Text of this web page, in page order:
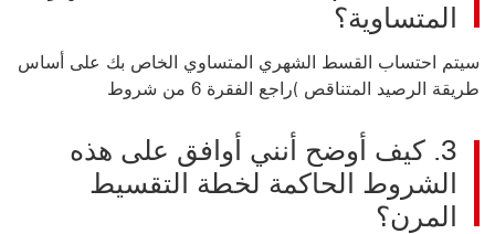
المتساوية؟
سيتم احتساب القسط الشهري المتساوي الخاص بك على أساس
طريقة الرصيد المتناقص )راجع الفقرة 6 من شروط
3. كيف أوضح أنني أوافق على هذه
الشروط الحاكمة لخطة التقسيط
المرن؟